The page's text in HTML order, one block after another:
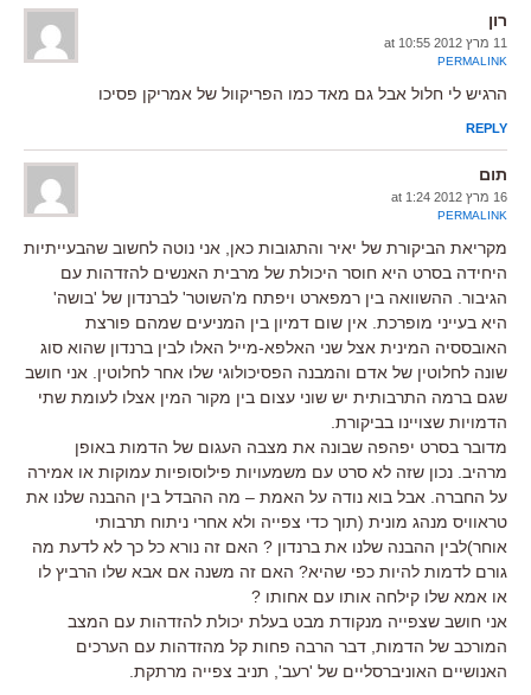
רון
11 מרץ 2012 at 10:55
PERMALINK
הרגיש לי חלול אבל גם מאד כמו הפריקוול של אמריקן פסיכו
REPLY
תום
16 מרץ 2012 at 1:24
PERMALINK
מקריאת הביקורת של יאיר והתגובות כאן, אני נוטה לחשוב שהבעייתיות
היחידה בסרט היא חוסר היכולת של מרבית האנשים להזדהות עם
הגיבור. ההשוואה בין רמפארט ויפתח מ'השוטר' לברנדון של 'בושה'
היא בעייני מופרכת. אין שום דמיון בין המניעים שמהם פורצת
האובססיה המינית אצל שני האלפא-מייל האלו לבין ברנדון שהוא סוג
שונה לחלוטין של אדם והמבנה הפסיכולוגי שלו אחר לחלוטין. אני חושב
שגם ברמה התרבותית יש שוני עצום בין מקור המין אצלו לעומת שתי
הדמויות שצויינו בביקורת.
מדובר בסרט יפהפה שבונה את מצבה העגום של הדמות באופן
מרהיב. נכון שזה לא סרט עם משמעויות פילוסופיות עמוקות או אמירה
על החברה. אבל בוא נודה על האמת – מה ההבדל בין ההבנה שלנו את
טראוויס מנהג מונית (תוך כדי צפייה ולא אחרי ניתוח תרבותי
אוחר)לבין ההבנה שלנו את ברנדון ? האם זה נורא כל כך לא לדעת מה
גורם לדמות להיות כפי שהיא? האם זה משנה אם אבא שלו הרביץ לו
או אמא שלו קילחה אותו עם אחותו ?
אני חושב שצפייה מנקודת מבט בעלת יכולת להזדהות עם המצב
המורכב של הדמות, דבר הרבה פחות קל מהזדהות עם הערכים
האנושיים האוניברסליים של 'רעב', תניב צפייה מרתקת.